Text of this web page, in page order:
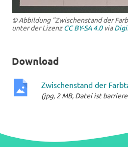
© Abbildung "Zwischenstand der
unter der LizenzCC BY-SA 4.0via
Download
Zwischenstand der
(jpg, 2 MB, Datei ist